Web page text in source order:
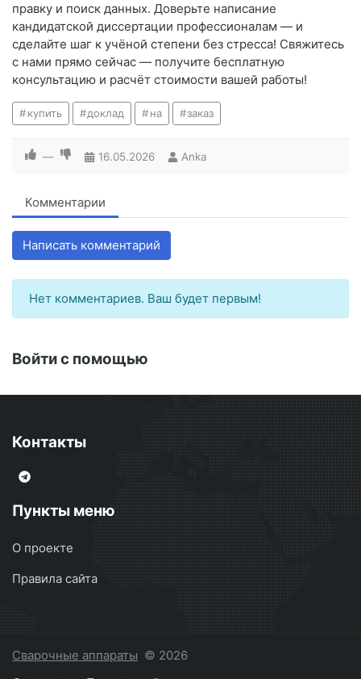
правку и поиск данных. Доверьте написание
кандидатской диссертации профессионалам — и
сделайте шаг к учёной степени без стресса! Свяжитесь
с нами прямо сейчас — получите бесплатную
консультацию и расчёт стоимости вашей работы!
купить доклад на заказ
— 16.05.2026 Anka
Комментарии
Написать комментарий
Нет комментариев. Ваш будет первым!
Войти с помощью
Контакты
Пункты меню
О проекте
Правила сайта
Сварочные аппараты © 2026